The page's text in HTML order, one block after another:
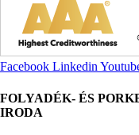
Facebook Linkedin
FOLYADÉK- ÉS
IRODA